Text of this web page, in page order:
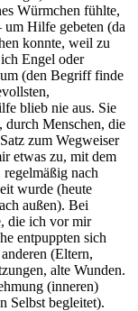
Würmchen fühlte,
um Hilfe gebeten (da
konnte, weil zu
Engel oder
(den Begriff finde
blieb nie aus. Sie
durch Menschen, die
zum Wegweiser
etwas zu, mit dem
nach
wurde (heute
außen). Bei
die ich vor mir
entpuppten sich
(Eltern,
alte Wunden.
(inneren)
Selbst begleitet).